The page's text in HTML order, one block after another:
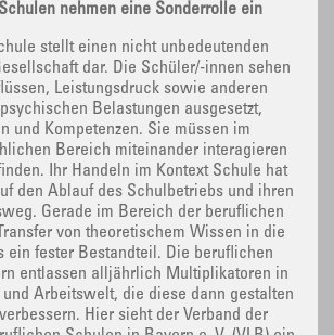
nehmen eine Sonderrolle ein
stellt einen nicht unbedeutenden
dar. Die Schüler/-innen sehen
Leistungsdruck sowie anderen
Belastungen ausgesetzt,
und Kompetenzen. Sie müssen im
Bereich miteinander interagieren
Ihr Handeln im Kontext Schule hat
den Ablauf des Schulbetriebs und ihren
Gerade im Bereich der beruflichen
von theoretischem Wissen in die
ein fester Bestandteil. Die beruflichen
entlassen alljährlich Multiplikatoren in
Arbeitswelt, die diese dann gestalten
Hier sieht der Verband der